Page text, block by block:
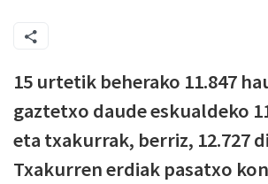
15 urtetik beherako 11.847
gaztetxo daude eskualdeko
eta txakurrak, berriz, 12.727
Txakurren erdiak pasatxo